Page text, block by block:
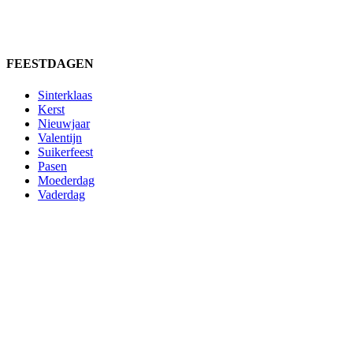
FEESTDAGEN
Sinterklaas
Kerst
Nieuwjaar
Valentijn
Suikerfeest
Pasen
Moederdag
Vaderdag